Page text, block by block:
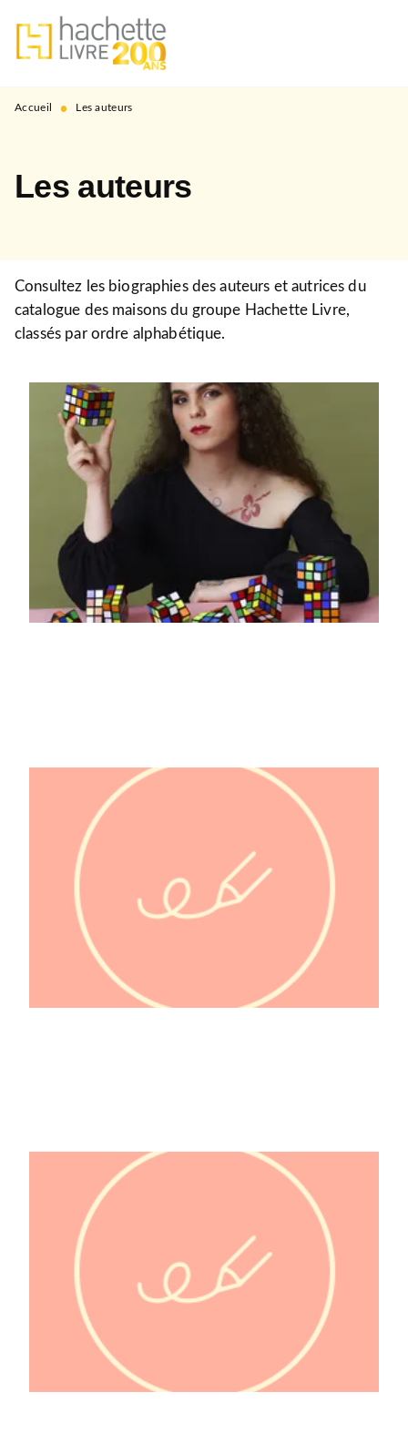
MENU RECHERCHE
PIED DE PAGE
Accueil • Les auteurs
Les auteurs
Consultez les biographies des auteurs et autrices du
catalogue des maisons du groupe Hachette Livre,
classés par ordre alphabétique.
Lexie "agressively_trans"
Farid al-din 'Attâr